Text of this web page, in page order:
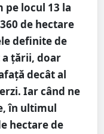
pe locul 13 la
de hectare
definite de
a țării, doar
decât al
Iar când ne
în ultimul
hectare de